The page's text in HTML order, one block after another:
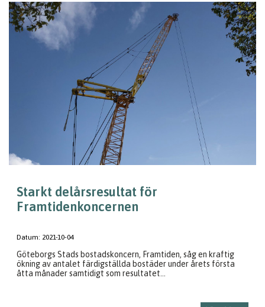
Starkt delårsresultat för
Framtidenkoncernen
Datum: 2021-10-04
Göteborgs Stads bostadskoncern, Framtiden, såg en kraftig
ökning av antalet färdigställda bostäder under årets första
åtta månader samtidigt som resultatet...